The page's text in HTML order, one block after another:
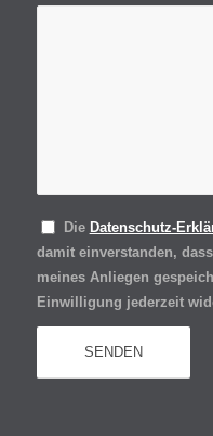
Die Datenschutz-
damit einverstanden,
meines Anliegen
Einwilligung jederzeit